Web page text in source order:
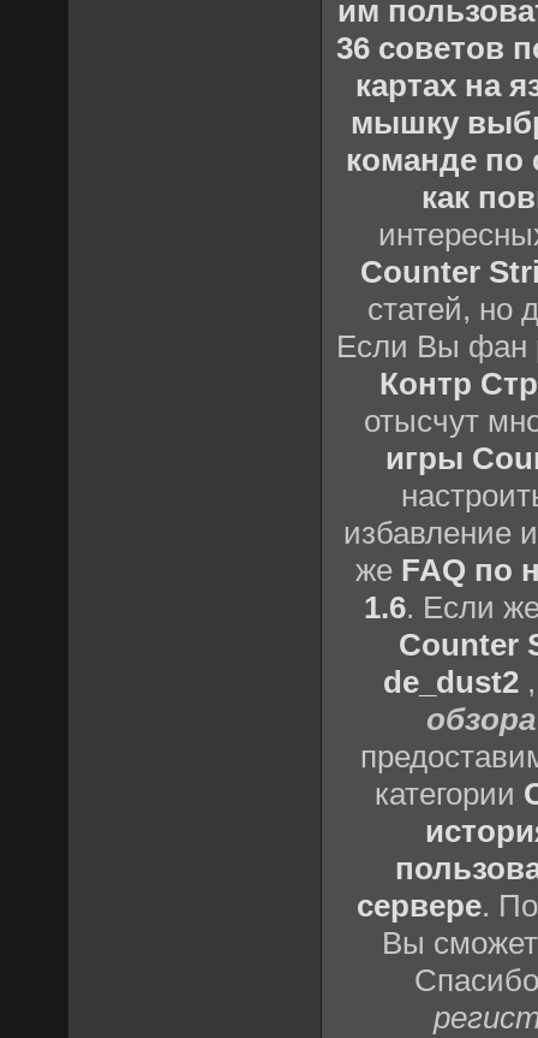
им
36 советов
картах на
мышку
команде по
как
Counter
статей, но
Если Вы фан
Контр
отысчут
игры
избавление
же FAQ по
1.6. Если
Counter
de_dust2
категории
сервере.
Вы